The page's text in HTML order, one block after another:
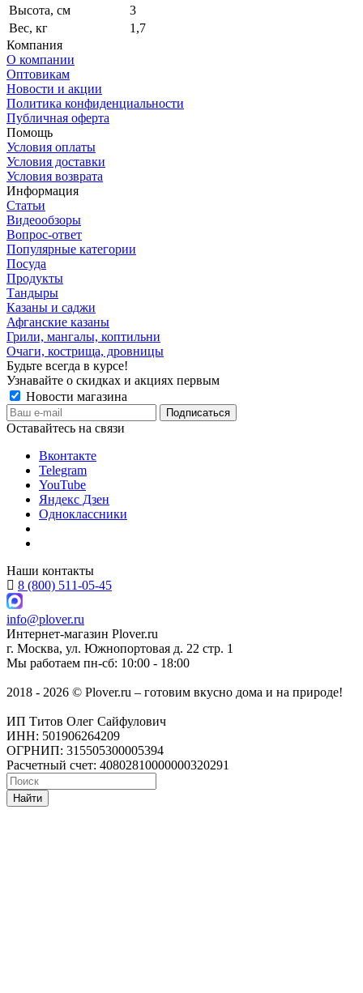
Высота, см
3
Вес, кг
1,7
Компания
О компании
Оптовикам
Новости и акции
Политика конфиденциальности
Публичная оферта
Помощь
Условия оплаты
Условия доставки
Условия возврата
Информация
Статьи
Видеообзоры
Вопрос-ответ
Популярные категории
Посуда
Продукты
Тандыры
Казаны и саджи
Афганские казаны
Грили, мангалы, коптильни
Очаги, кострища, дровницы
Будьте всегда в курсе!
Узнавайте о скидках и акциях первым
Новости магазина
Оставайтесь на связи
Вконтакте
Telegram
YouTube
Яндекс Дзен
Одноклассники
Наши контакты
8 (800) 511-05-45
info@plover.ru
Интернет-магазин Plover.ru
г. Москва, ул. Южнопортовая д. 22 стр. 1
Мы работаем пн-сб: 10:00 - 18:00
2018 - 2026 © Plover.ru – готовим вкусно дома и на природе!
ИП Титов Олег Сайфулович
ИНН: 501906264209
ОГРНИП: 315505300005394
Расчетный счет: 40802810000000320291
Найти